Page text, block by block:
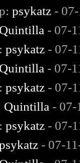
psykatz -
Quintilla - 07-
psykatz - 07-
Quintilla - 07-
psykatz - 07-
Quintilla - 07-
psykatz - 07-
- 07-